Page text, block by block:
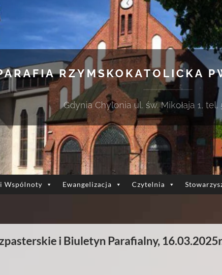
RZYMSKOKATOLICKA
Gdynia Chylonia ul. św. Mikołaja 1, tel.
Wspólnoty Ewangelizacja Czytelnia
i Biuletyn Parafialny,